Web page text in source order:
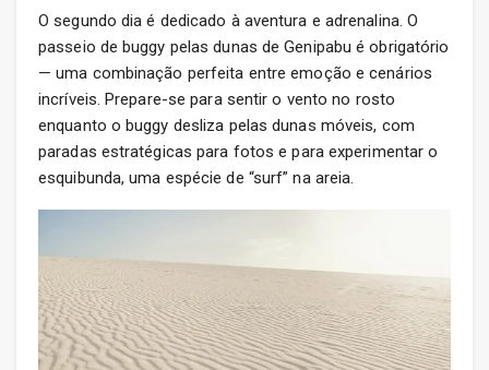
O segundo dia é dedicado à aventura e adrenalina. O
passeio de buggy pelas dunas de Genipabu é obrigatório
— uma combinação perfeita entre emoção e cenários
incríveis. Prepare-se para sentir o vento no rosto
enquanto o buggy desliza pelas dunas móveis, com
paradas estratégicas para fotos e para experimentar o
esquibunda, uma espécie de “surf” na areia.